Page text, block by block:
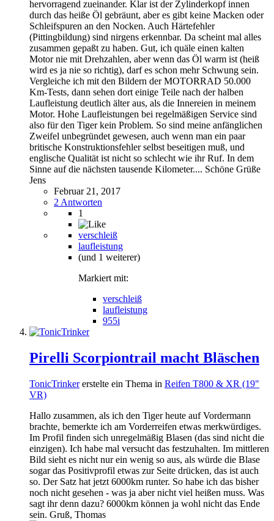
hervorragend zueinander. Klar ist der Zylinderkopf innen
durch das heiße Öl gebräunt, aber es gibt keine Macken oder
Schleifspuren an den Nocken. Auch Härtefehler
(Pittingbildung) sind nirgens erkennbar. Da scheint mal alles
zusammen gepaßt zu haben. Gut, ich quäle einen kalten
Motor nie mit Drehzahlen, aber wenn das Öl warm ist (heiß
wird es ja nie so richtig), darf es schon mehr Schwung sein.
Vergleiche ich mit den Bildern der MOTORRAD 50.000
Km-Tests, dann sehen dort einige Teile nach der halben
Laufleistung deutlich älter aus, als die Innereien in meinem
Motor. Hohe Laufleistungen bei regelmäßigen Service sind
also für den Tiger kein Problem. So sind meine anfänglichen
Zweifel unbegründet gewesen, auch wenn man ein paar
britische Konstruktionsfehler selbst beseitigen muß, und
englische Qualität ist nicht so schlecht wie ihr Ruf. In dem
Sinne auf die nächsten tausende Kilometer.... Schöne Grüße
Jens
Februar 21, 2017
2 Antworten
1
verschleiß
laufleistung
(und 1 weiterer)
Markiert mit:
verschleiß
laufleistung
955i
Pirelli Scorpiontrail macht Bläschen
TonicTrinkererstelte ein Thema in Reifen T800 & XR (19"
VR)
Hallo zusammen, als ich den Tiger heute auf Vordermann
brachte, bemerkte ich am Vorderreifen etwas merkwürdiges.
Im Profil finden sich unregelmäßig Blasen (das sind nicht die
einzigen). Ich habe mal versucht das festzuhalten. Im mittleren
Bild sieht es nicht nur ein wenig so aus, als würde die Blase
sogar das Positivprofil etwas zur Seite drücken, das ist auch
so. Der Satz hat jetzt 6000km runter. So habe ich das bisher
noch nicht gesehen - was ja aber nicht viel heißen muss. Was
sagt ihr denn dazu? 6000km können ja wohl nicht das Ende
sein. Gruß, Thomas